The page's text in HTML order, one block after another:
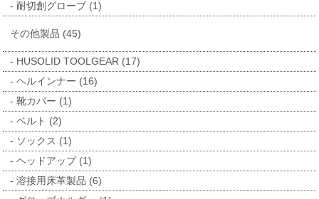
耐切創グローブ (1)
その他製品 (45)
HUSOLID TOOLGEAR (17)
ヘルインナー (16)
靴カバー (1)
ベルト (2)
ソックス (1)
ヘッドアップ (1)
溶接用床革製品 (6)